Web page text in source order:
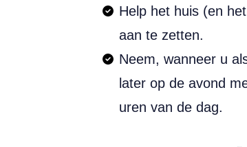
Help het huis (en
aan te zetten.
Neem, wanneer u
later op de avond
uren van de dag.